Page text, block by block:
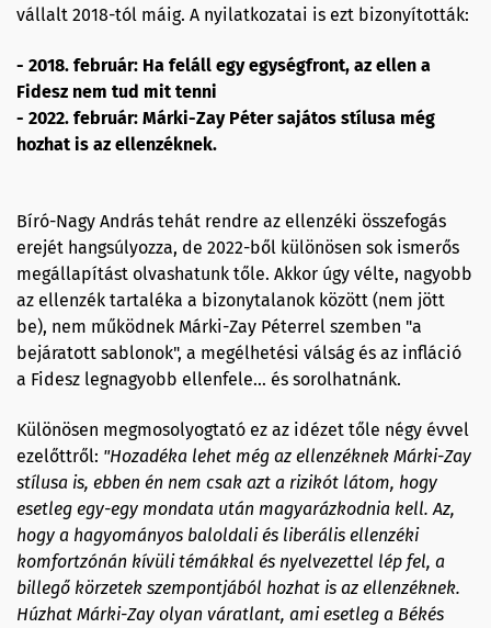
vállalt 2018-tól máig. A nyilatkozatai is ezt bizonyították:
- 2018. február: Ha feláll egy egységfront, az ellen a
Fidesz nem tud mit tenni
- 2022. február: Márki-Zay Péter sajátos stílusa még
hozhat is az ellenzéknek.
Bíró-Nagy András tehát rendre az ellenzéki összefogás
erejét hangsúlyozza, de 2022-ből különösen sok ismerős
megállapítást olvashatunk tőle. Akkor úgy vélte, nagyobb
az ellenzék tartaléka a bizonytalanok között (nem jött
be), nem működnek Márki-Zay Péterrel szemben "a
bejáratott sablonok", a megélhetési válság és az infláció
a Fidesz legnagyobb ellenfele… és sorolhatnánk.
Különösen megmosolyogtató ez az idézet tőle négy évvel
ezelőttről: "Hozadéka lehet még az ellenzéknek Márki-Zay
stílusa is, ebben én nem csak azt a rizikót látom, hogy
esetleg egy-egy mondata után magyarázkodnia kell. Az,
hogy a hagyományos baloldali és liberális ellenzéki
komfortzónán kívüli témákkal és nyelvezettel lép fel, a
billegő körzetek szempontjából hozhat is az ellenzéknek.
Húzhat Márki-Zay olyan váratlant, ami esetleg a Békés